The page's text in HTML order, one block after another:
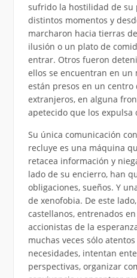
sufrido la hostilidad de su
distintos momentos y
marcharon hacia tierras
ilusión o un plato de
entrar. Otros fueron
ellos se encuentran en un
están presos en un centro
extranjeros, en alguna
apetecido que los expulsa
Su única comunicación
recluye es una máquina
retacea información y
lado de su encierro, han
obligaciones, sueños. Y
de xenofobia. De este
castellanos, entrenados
accionistas de la
muchas veces sólo
necesidades, intentan
perspectivas, organizar